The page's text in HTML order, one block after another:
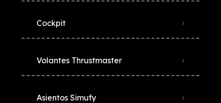
Cockpit
Volantes Thrustmaster
Asientos Simufy